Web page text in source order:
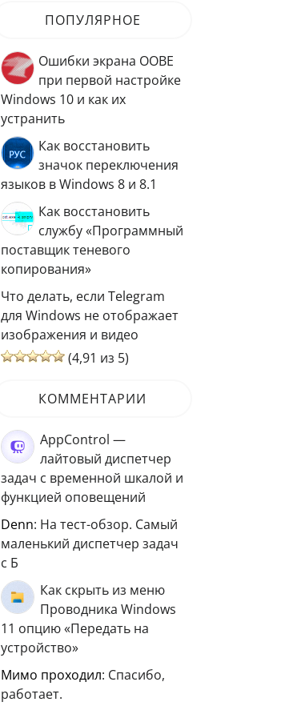
ПОПУЛЯРНОЕ
Ошибки экрана OOBE
при первой настройке
Windows 10 и как их
устранить
Как восстановить
значок переключения
языков в Windows 8 и 8.1
Как восстановить
службу «Программный
поставщик теневого
копирования»
Что делать, если Telegram
для Windows не отображает
изображения и видео
(4,91 из 5)
КОММЕНТАРИИ
AppControl —
лайтовый диспетчер
задач с временной шкалой и
функцией оповещений
Denn: На тест-обзор. Самый
маленький диспетчер задач
с Б
Как скрыть из меню
Проводника Windows
11 опцию «Передать на
устройство»
мимо проходил: Спасибо,
работает.